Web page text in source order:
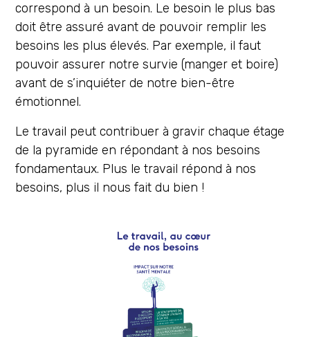
correspond à un besoin. Le besoin le plus bas
doit être assuré avant de pouvoir remplir les
besoins les plus élevés. Par exemple, il faut
pouvoir assurer notre survie (manger et boire)
avant de s’inquiéter de notre bien-être
émotionnel.
Le travail peut contribuer à gravir chaque étage
de la pyramide en répondant à nos besoins
fondamentaux. Plus le travail répond à nos
besoins, plus il nous fait du bien !